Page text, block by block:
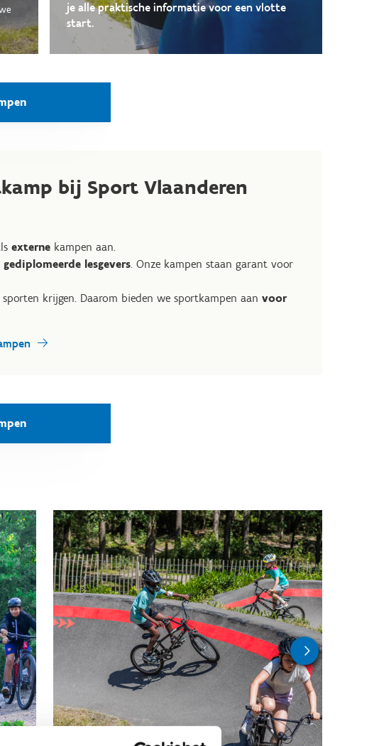
je alle praktische informatie voor een vlotte
start.
bij Sport Vlaanderen
externekampen aan.
gediplomeerde lesgevers. Onze kampen staan garant voor
krijgen. Daarom bieden we sportkampen aan voor